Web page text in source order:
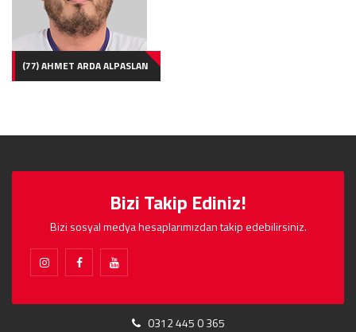
(77) AHMET ARDA ALPASLAN
Bizi Takip Ediniz!
Bizi sosyal medya hesaplarımızdan takip edebilirsiniz.
0312 445 0 365